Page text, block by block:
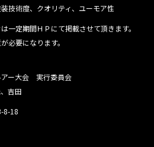
技術度、クオリティ、ユーモア性
一定期間ＨＰにて掲載させて頂きます。
必要になります。
ー大会 実行委員会
吉田
8-18